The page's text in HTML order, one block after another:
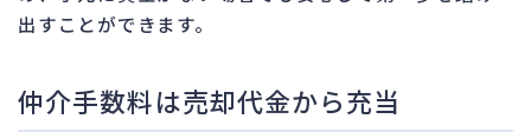
出すことができます。
仲介手数料は売却代金から充当